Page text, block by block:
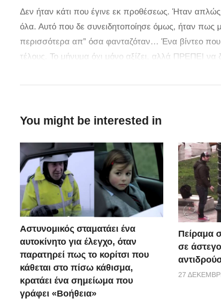
Δεν ήταν κάτι που έγινε εκ προθέσεως. Ήταν
όλα. Αυτό που δε συνειδητοποίησε όμως, ήταν πως
περισσότερα απ” όσα φανταζόταν… Ένα βίντεο
τέλους. Το μήνυμα όχι μόνο αξίζει, αλλά ΠΡΕΠΕΙ
You might be interested in
Αστυνομικός σταματάει ένα
αυτοκίνητο για έλεγχο, όταν
παρατηρεί πως το κορίτσι που
κάθεται στο πίσω κάθισμα,
κρατάει ένα σημείωμα που
γράφει «Βοήθεια»
Πείραμα
σε
27